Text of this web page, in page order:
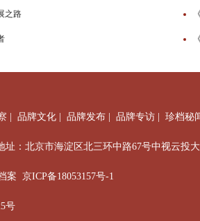
之路
品牌文化 品牌发布 品牌专访 珍档秘
址：北京市海淀区北三环中路67号中视云投
案 京ICP备18053157号-1
号